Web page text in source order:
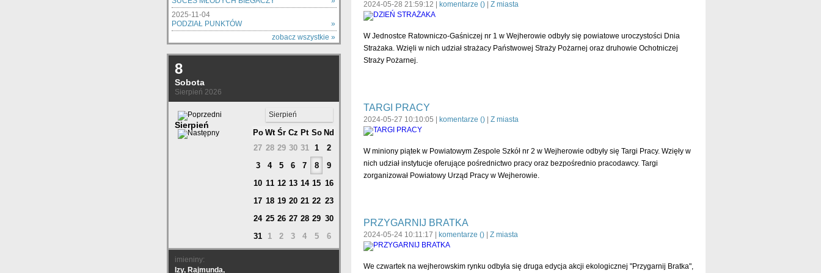
2025-11-04
PODZIAŁ PUNKTÓW
»
zobacz wszystkie »
8
Sobota
Sierpień 2026
Sierpień
Sierpień
Po Wt Śr Cz Pt So Nd
27 28 29 30 31 1
2
3
4 5 6 7 8
9
10 11 12 13 14 15 16
17 18 19 20 21 22 23
24 25 26 27 28 29 30
31
1 2 3 4 5 6
imieniny:
Izy, Rajmunda,
2024-05-28 21:59:12 | komentarze ()| Z miasta
W Jednostce Ratowniczo-Gaśniczej nr 1 w Wejherowie odbyły się powiatowe uroczystości Dnia
Strażaka. Wzięli w nich udział strażacy Państwowej Straży Pożarnej oraz druhowie Ochotniczej
Straży Pożarnej.
TARGI PRACY
2024-05-27 10:10:05 | komentarze ()| Z miasta
W miniony piątek w Powiatowym Zespole Szkół nr 2 w Wejherowie odbyły się Targi Pracy. Wzięły w
nich udział instytucje oferujące pośrednictwo pracy oraz bezpośrednio pracodawcy. Targi
zorganizował Powiatowy Urząd Pracy w Wejherowie.
PRZYGARNIJ BRATKA
2024-05-24 10:11:17 | komentarze ()| Z miasta
We czwartek na wejherowskim rynku odbyła się druga edycja akcji ekologicznej "Przygarnij Bratka",